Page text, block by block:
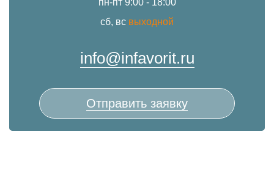
сб, вс выходной
info@infavorit.ru
Отправить заявку